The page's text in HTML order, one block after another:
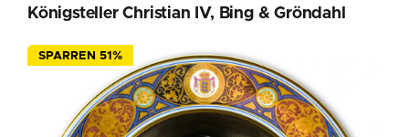
Königsteller Christian IV, Bing & Gröndahl
SPARREN 51%